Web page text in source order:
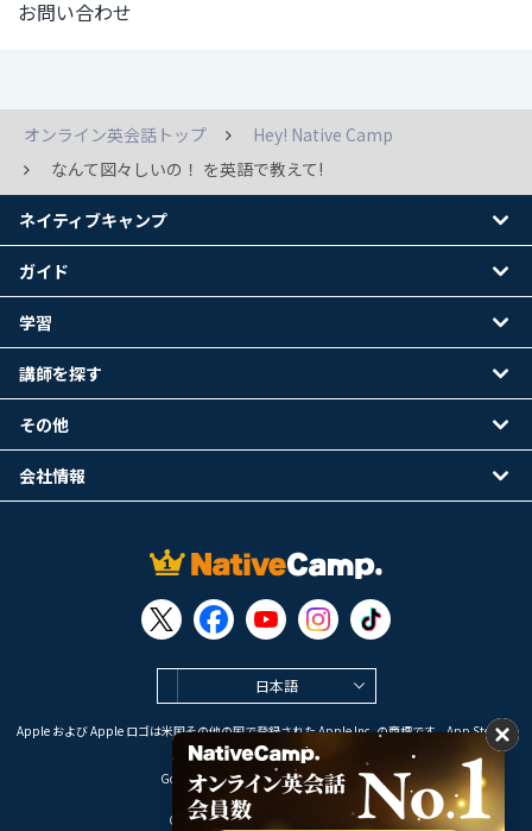
お問い合わせ
オンライン英会話トップ
Hey! Native Camp
なんて図々しいの！ を英語で教えて!
日本語
Apple および Apple ロゴは米国その他の国で登録された Apple Inc. の商標です。App Store は
Apple Inc. のサービスマークです。
Google Play は Google LLC の商標です。
Copyright © 2026 オンライン英会話
ネイティブキャンプ
ガイド
学習
講師を探す
その他
会社情報